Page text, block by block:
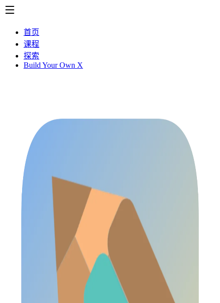
首页
课程
探索
Build Your Own X